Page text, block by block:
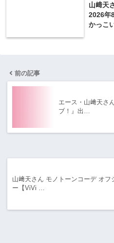
山﨑天
2026年
かっこ
前の記事
エース・山﨑天さ
ブ！』出…
山﨑天さん モノトーンコーデ オフ
ー【ViVi …